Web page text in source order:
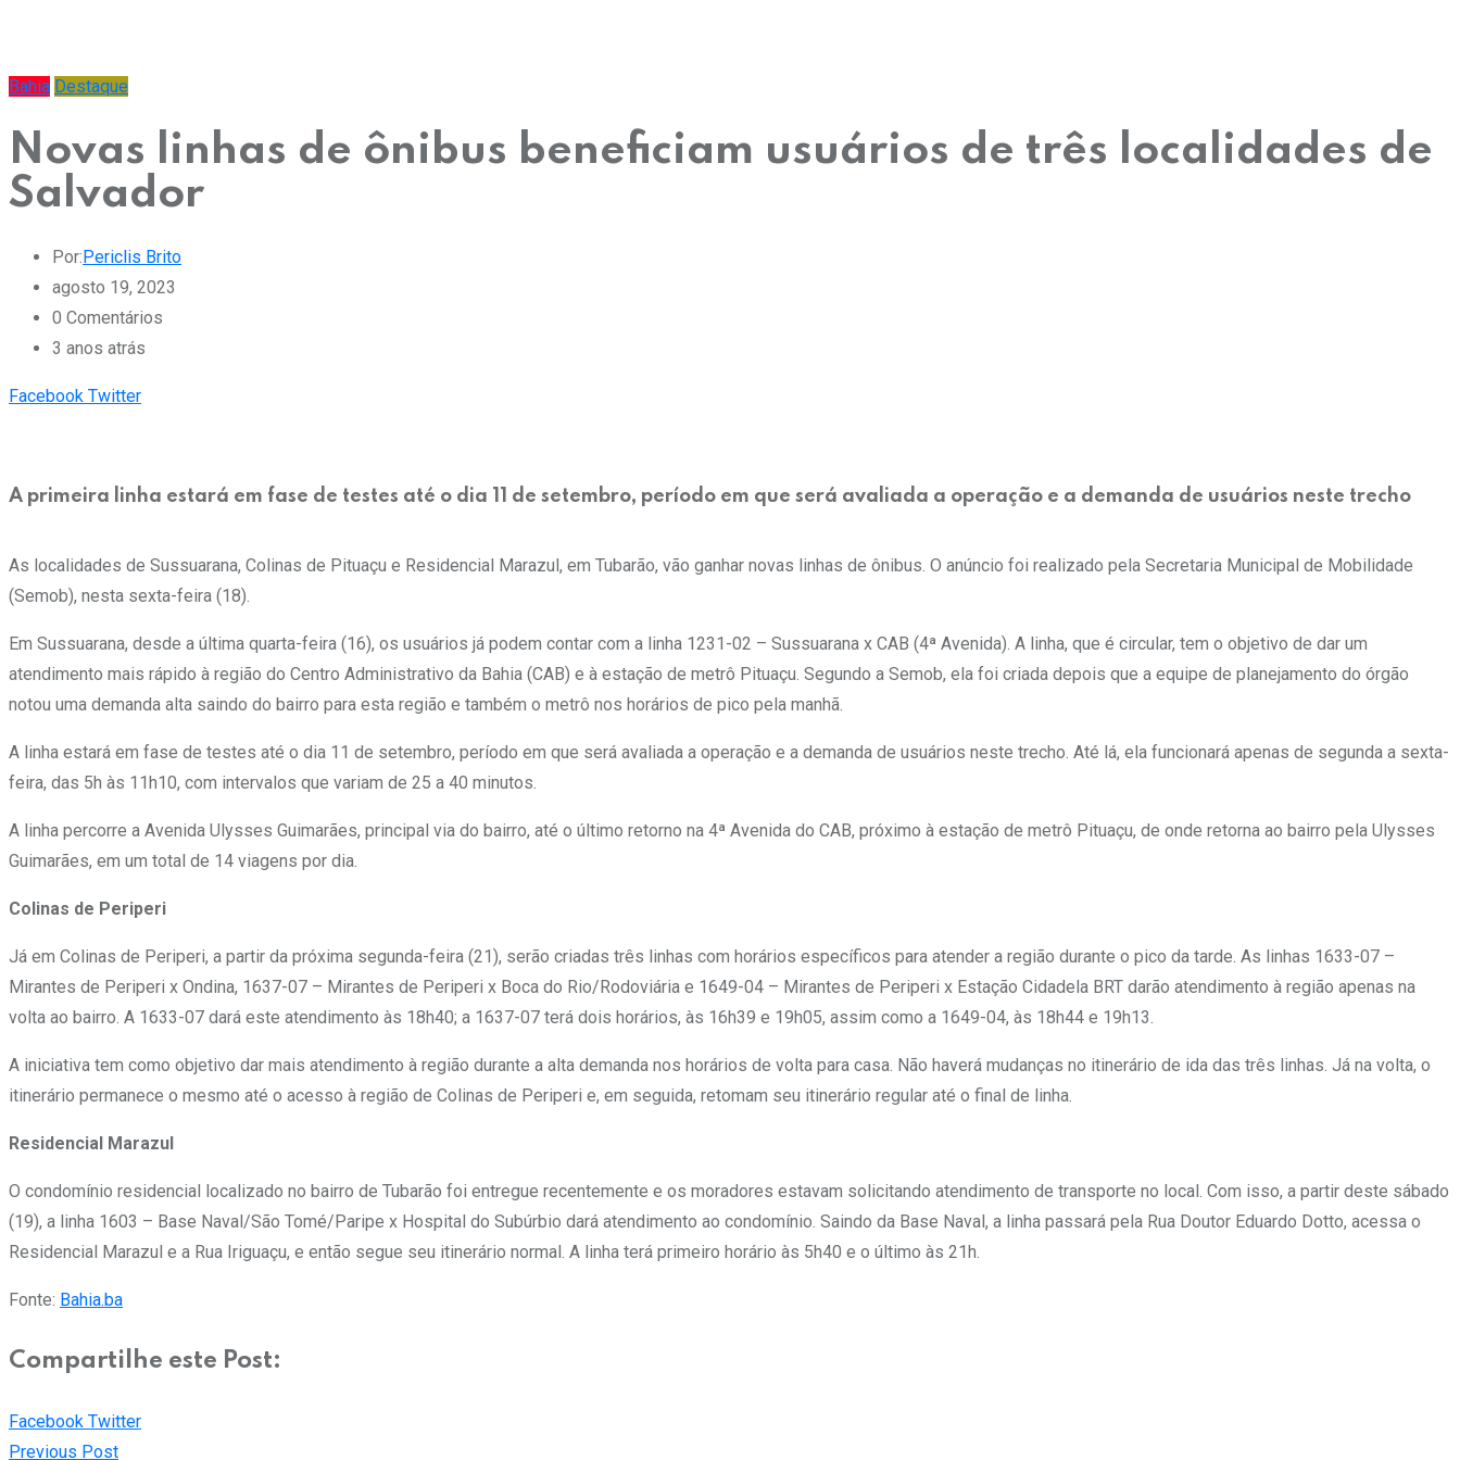
Bahia Destaque
Novas linhas de ônibus beneficiam usuários de três localidades de
Salvador
Por:Periclis Brito
agosto 19, 2023
0 Comentários
3 anos atrás
Facebook TwitterPinterest
Whatsapp
Cloud
StumbleUpon
Print
Share
A primeira linha estará em fase de testes até o dia 11 de setembro, período em que será avaliada a operação e a demanda de usuários neste trecho
As localidades de Sussuarana, Colinas de Pituaçu e Residencial Marazul, em Tubarão, vão ganhar novas linhas de ônibus. O anúncio foi realizado pela Secretaria Municipal de Mobilidade
(Semob), nesta sexta-feira (18).
Em Sussuarana, desde a última quarta-feira (16), os usuários já podem contar com a linha 1231-02 – Sussuarana x CAB (4ª Avenida). A linha, que é circular, tem o objetivo de dar um
atendimento mais rápido à região do Centro Administrativo da Bahia (CAB) e à estação de metrô Pituaçu. Segundo a Semob, ela foi criada depois que a equipe de planejamento do órgão
notou uma demanda alta saindo do bairro para esta região e também o metrô nos horários de pico pela manhã.
A linha estará em fase de testes até o dia 11 de setembro, período em que será avaliada a operação e a demanda de usuários neste trecho. Até lá, ela funcionará apenas de segunda a sexta-
feira, das 5h às 11h10, com intervalos que variam de 25 a 40 minutos.
A linha percorre a Avenida Ulysses Guimarães, principal via do bairro, até o último retorno na 4ª Avenida do CAB, próximo à estação de metrô Pituaçu, de onde retorna ao bairro pela Ulysses
Guimarães, em um total de 14 viagens por dia.
Colinas de Periperi
Já em Colinas de Periperi, a partir da próxima segunda-feira (21), serão criadas três linhas com horários específicos para atender a região durante o pico da tarde. As linhas 1633-07 –
Mirantes de Periperi x Ondina, 1637-07 – Mirantes de Periperi x Boca do Rio/Rodoviária e 1649-04 – Mirantes de Periperi x Estação Cidadela BRT darão atendimento à região apenas na
volta ao bairro. A 1633-07 dará este atendimento às 18h40; a 1637-07 terá dois horários, às 16h39 e 19h05, assim como a 1649-04, às 18h44 e 19h13.
A iniciativa tem como objetivo dar mais atendimento à região durante a alta demanda nos horários de volta para casa. Não haverá mudanças no itinerário de ida das três linhas. Já na volta, o
itinerário permanece o mesmo até o acesso à região de Colinas de Periperi e, em seguida, retomam seu itinerário regular até o final de linha.
Residencial Marazul
O condomínio residencial localizado no bairro de Tubarão foi entregue recentemente e os moradores estavam solicitando atendimento de transporte no local. Com isso, a partir deste sábado
(19), a linha 1603 – Base Naval/São Tomé/Paripe x Hospital do Subúrbio dará atendimento ao condomínio. Saindo da Base Naval, a linha passará pela Rua Doutor Eduardo Dotto, acessa o
Residencial Marazul e a Rua Iriguaçu, e então segue seu itinerário normal. A linha terá primeiro horário às 5h40 e o último às 21h.
Fonte: Bahia.ba
Compartilhe este Post:
Facebook TwitterPinterest
Whatsapp
Cloud
StumbleUpon
Print
Share
Previous Post